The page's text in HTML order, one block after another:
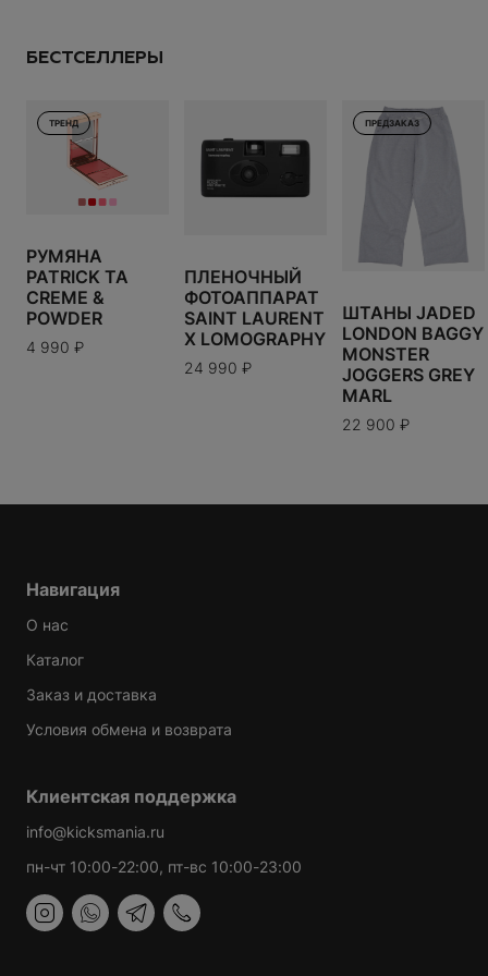
БЕСТСЕЛЛЕРЫ
ТРЕНД
РУМЯНА
PATRICK TA
CREME &
POWDER
4 990 ₽
ПЛЕНОЧНЫЙ
ФОТОАППАРАТ
SAINT LAURENT
X LOMOGRAPHY
24 990 ₽
ПРЕДЗАКАЗ
ШТАНЫ JADED
LONDON BAGGY
MONSTER
JOGGERS GREY
MARL
22 900 ₽
Навигация
О нас
Каталог
Заказ и доставка
Условия обмена и возврата
Клиентская поддержка
info@kicksmania.ru
пн-чт 10:00-22:00, пт-вс 10:00-23:00
XXS S
L
XXL
Варианты доставки можно будет узнать при
оформлении заказа.
ИТОГО: